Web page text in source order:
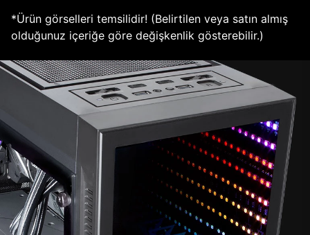
*Ürün görselleri temsilidir! (Belirtilen veya satın almış
olduğunuz içeriğe göre değişkenlik gösterebilir.)